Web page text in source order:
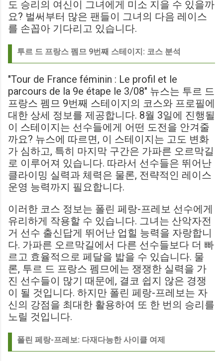
도 승리의 여신이 그녀에게 미소 지을 수 있을까
요? 벌써부터 많은 팬들이 그녀의 다음 레이스
를 손꼽아 기다리고 있습니다.
투르 드 프랑스 펨므 9번째 스테이지: 코스 분석
"Tour de France féminin : Le profil et le
parcours de la 9e étape le 3/08" 뉴스는 투르 드
프랑스 펨므 9번째 스테이지의 코스와 프로필에
대한 상세 정보를 제공합니다. 8월 3일에 진행될
이 스테이지는 선수들에게 어떤 도전을 안겨줄
까요? 뉴스에 따르면, 이 스테이지는 고도 변화
가 심하고, 특히 마지막 구간은 가파른 오르막길
로 이루어져 있습니다. 따라서 선수들은 뛰어난
클라이밍 실력과 체력은 물론, 전략적인 레이스
운영 능력까지 필요합니다.
이러한 코스 정보는 폴린 페랑-프레보 선수에게
유리하게 작용할 수 있습니다. 그녀는 산악자전
거 선수 출신답게 뛰어난 업힐 능력을 자랑합니
다. 가파른 오르막길에서 다른 선수들보다 더 빠
르고 효율적으로 페달을 밟을 수 있습니다. 물
론, 투르 드 프랑스 펨므에는 쟁쟁한 실력을 가
진 선수들이 많기 때문에, 결코 쉽지 않은 경쟁
이 될 것입니다. 하지만 폴린 페랑-프레보는 자
신의 강점을 최대한 활용하여 또 한 번의 승리를
노릴 것입니다.
폴린 페랑-프레보: 다재다능한 사이클 여제